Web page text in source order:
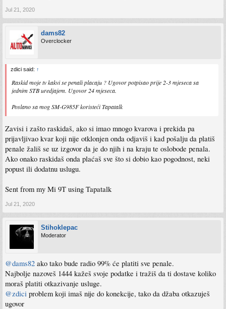
Jul 21, 2020
dams82
Overclocker
zdici said: ↑
Raskid moje tv kakvi se penali placaju ? Ugovor potpisao prije 2-3 mjeseca sa
jednim STB uredjajem. Ugovor 24 mjeseca.
Poslano sa mog SM-G985F koristeći Tapatalk
Zavisi i zašto raskidaš, ako si imao mnogo kvarova i prekida pa
prijavljivao kvar koji nije otklonjen onda odjaviš i kad pošalju da platiš
penale žališ se uz izgovor da je do njih i na kraju te oslobode penala.
Ako onako raskidaš onda plaćaš sve što si dobio kao pogodnost, neki
popust ili dodatnu uslugu.
Sent from my Mi 9T using Tapatalk
Jul 21, 2020
Stihoklepac
Moderator
@dams82 ako tako bude radio 99% će platiti sve penale.
Najbolje nazoveš 1444 kažeš svoje podatke i tražiš da ti dostave koliko
moraš platiti otkazivanje usluge.
@zdici problem koji imaš nije do konekcije, tako da džaba otkazuješ
ugovor